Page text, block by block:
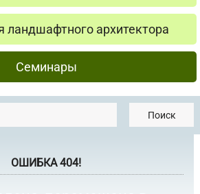
ландшафтного архитектора
Семинары
Поиск
ОШИБКА 404!